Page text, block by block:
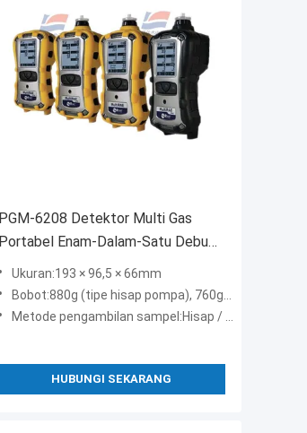
PGM-6208 Detektor Multi Gas
Portabel Enam-Dalam-Satu Debu
Dan Hujan
Ukuran:193 × 96,5 × 66mm
Bobot:880g (tipe hisap pompa), 760g (tipe difusi)
Metode pengambilan sampel:Hisap / difusi pompa
HUBUNGI SEKARANG